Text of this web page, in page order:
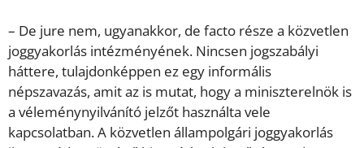
– De jure nem, ugyanakkor, de facto része a közvetlen
joggyakorlás intézményének. Nincsen jogszabályi
háttere, tulajdonképpen ez egy informális
népszavazás, amit az is mutat, hogy a miniszterelnök is
a véleménynyilvánító jelzőt használta vele
kapcsolatban. A közvetlen állampolgári joggyakorlás